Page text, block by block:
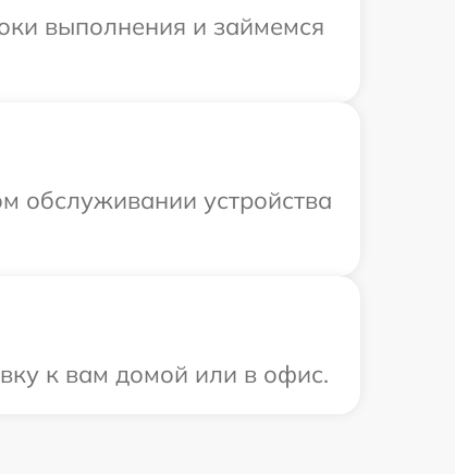
выполнения и займемся
обслуживании устройства
к вам домой или в офис.